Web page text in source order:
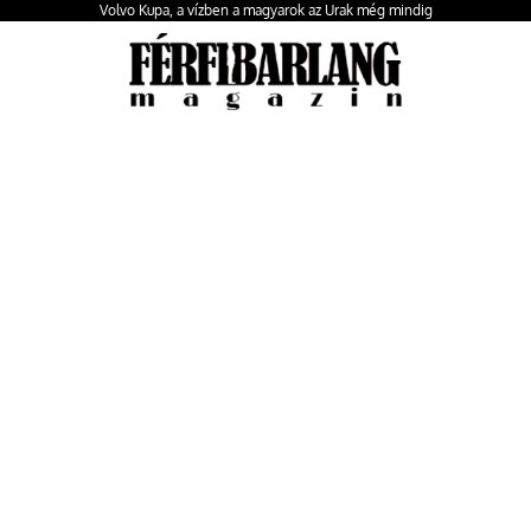
Volvo Kupa, a vízben a magyarok az Urak még mindig